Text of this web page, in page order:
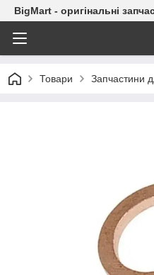
BigMart - оригінальні
Товари Запчастини